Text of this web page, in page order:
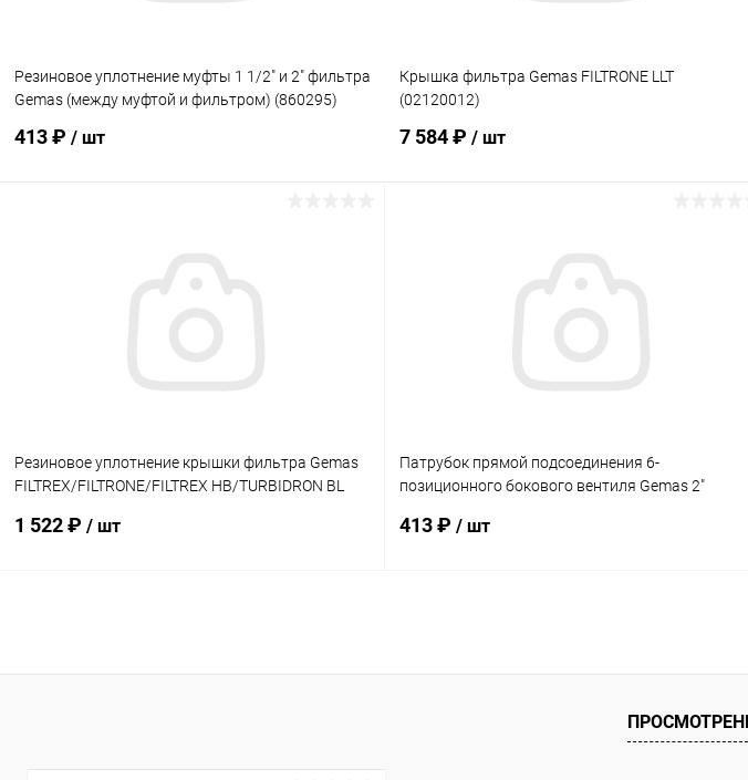
Резиновое уплотнение муфты 1 1/2" и 2" фильтра
Gemas (между муфтой и фильтром) (860295)
413 ₽ / шт
Крышка фильтра Gemas FILTRONE LLT
(02120012)
7 584 ₽ / шт
Резиновое уплотнение крышки фильтра Gemas
FILTREX/FILTRONE/FILTREX HB/TURBIDRON BL
1 522 ₽ / шт
В избранное
Патрубок прямой подсоединения 6-
позиционного бокового вентиля Gemas 2"
413 ₽ / шт
В избранное
В наличии